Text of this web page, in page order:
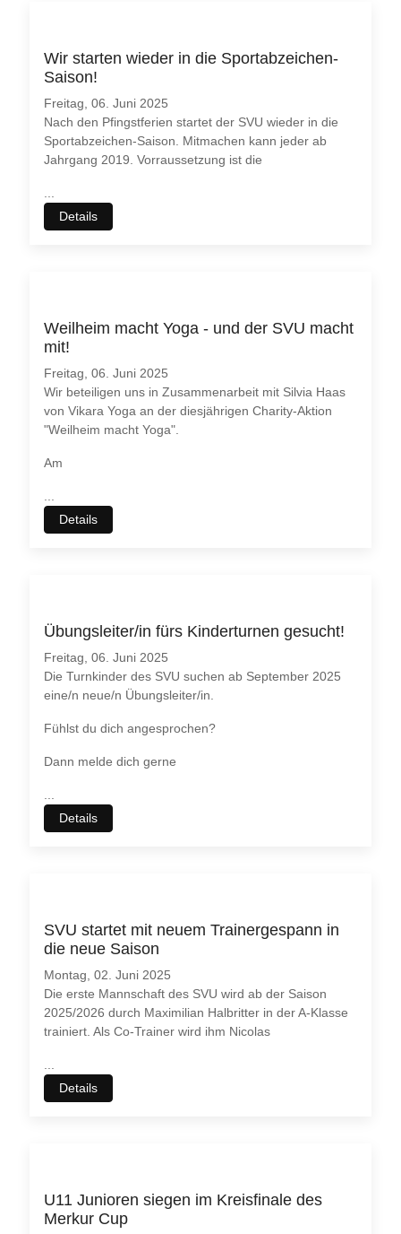
Wir starten wieder in die Sportabzeichen-
Saison!
Freitag, 06. Juni 2025
Nach den Pfingstferien startet der SVU wieder in die
Sportabzeichen-Saison. Mitmachen kann jeder ab
Jahrgang 2019. Vorraussetzung ist die
Details
Weilheim macht Yoga - und der SVU macht
mit!
Freitag, 06. Juni 2025
Wir beteiligen uns in Zusammenarbeit mit Silvia Haas
von Vikara Yoga an der diesjährigen Charity-Aktion
"Weilheim macht Yoga".
Am
Details
Übungsleiter/in fürs Kinderturnen gesucht!
Freitag, 06. Juni 2025
Die Turnkinder des SVU suchen ab September 2025
eine/n neue/n Übungsleiter/in.
Fühlst du dich angesprochen?
Dann melde dich gerne
Details
SVU startet mit neuem Trainergespann in
die neue Saison
Montag, 02. Juni 2025
Die erste Mannschaft des SVU wird ab der Saison
2025/2026 durch Maximilian Halbritter in der A-Klasse
trainiert. Als Co-Trainer wird ihm Nicolas
Details
U11 Junioren siegen im Kreisfinale des
Merkur Cup